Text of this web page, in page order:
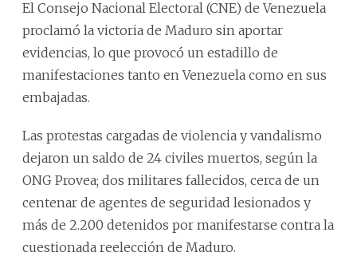
El Consejo Nacional Electoral (CNE) de Venezuela
proclamó la victoria de Maduro sin aportar
evidencias, lo que provocó un estadillo de
manifestaciones tanto en Venezuela como en sus
embajadas.
Las protestas cargadas de violencia y vandalismo
dejaron un saldo de 24 civiles muertos, según la
ONG Provea; dos militares fallecidos, cerca de un
centenar de agentes de seguridad lesionados y
más de 2.200 detenidos por manifestarse contra la
cuestionada reelección de Maduro.